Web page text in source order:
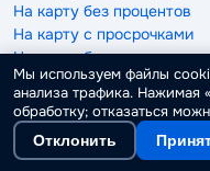
На карту без процентов
На карту с просрочками
На карту без отказа
На карту без проверки
На чужую карту
На карту 100 процентов
Займы на карту в Москве
Мы используем файлы
анализа трафика. Нажимая
обработку; отказаться
Отклонить